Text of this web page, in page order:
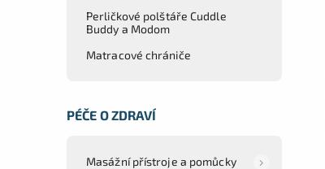
Perličkové polštáře Cuddle
Buddy a Modom
Matracové chrániče
PÉČE O ZDRAVÍ
Masážní přístroje a pomůcky